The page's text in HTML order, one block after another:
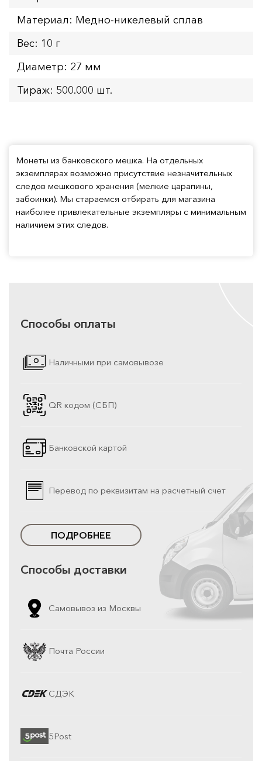
Материал: Медно-никелевый сплав
Вес: 10 г
Диаметр: 27 мм
Тираж: 500.000 шт.
Монеты из банковского мешка. На отдельных
экземплярах возможно присутствие незначительных
следов мешкового хранения (мелкие царапины,
забоинки). Мы стараемся отбирать для магазина
наиболее привлекательные экземпляры с минимальным
наличием этих следов.
Способы оплаты
Наличными при самовывозе
QR кодом (СБП)
Банковской картой
Перевод по реквизитам на расчетный счет
ПОДРОБНЕЕ
Способы доставки
Самовывоз из Москвы
Почта России
СДЭК
5Post